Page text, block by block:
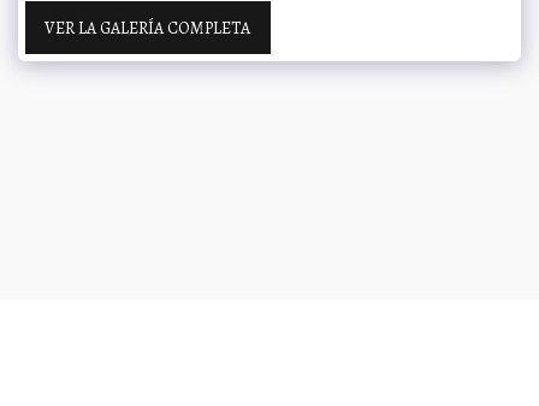
VER LA GALERÍA COMPLETA